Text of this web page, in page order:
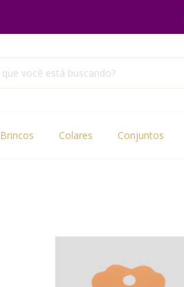
Brincos Colares Conjuntos